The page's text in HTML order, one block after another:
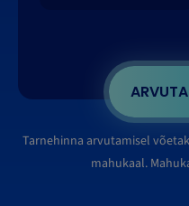
Tarnehinna arvutamisel
mahukaal.